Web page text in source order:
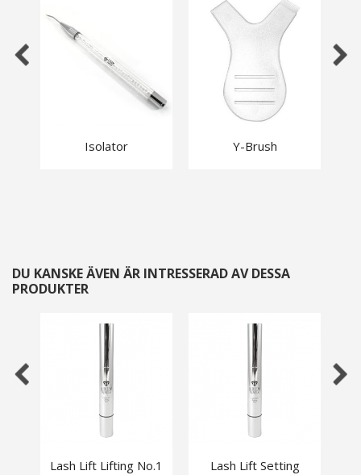
Isolator Y-Brush
DU KANSKE ÄVEN ÄR INTRESSERAD AV DESSA
PRODUKTER
Lash Lift Lifting No.1
Lash Lift Setting